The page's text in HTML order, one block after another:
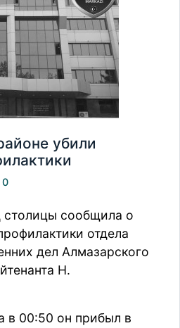
убили
0
сообщила о
отдела
дел Алмазарского
Н.
в 00:50 он прибыл в